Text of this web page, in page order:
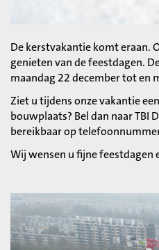
De kerstvakantie komt eraan.
genieten van de feestdagen.
maandag 22 december tot en
Ziet u tijdens onze vakantie
bouwplaats? Bel dan naar TBI
bereikbaar op
Wij wensen u fijne feestdagen